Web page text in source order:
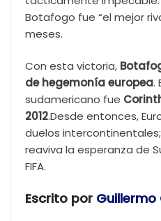
Botafogo fue “el mejor
meses.
Con esta victoria,
de hegemonía europea.
sudamericano fue
2012.Desde entonces,
duelos
reaviva la esperanza de
FIFA.
Escrito por Guillermo